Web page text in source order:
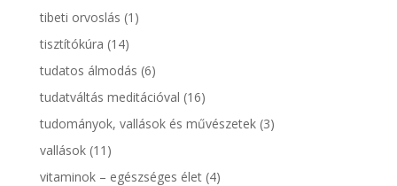
tibeti orvoslás (1)
tisztítókúra (14)
tudatos álmodás (6)
tudatváltás meditációval (16)
tudományok, vallások és művészetek(3)
vallások(11)
vitaminok – egészséges élet(4)